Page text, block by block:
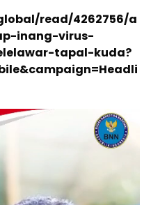
read/4262756/a
inang-virus-
tapal-kuda?